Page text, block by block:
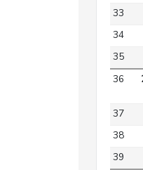
33
34
35
36
37
38
39